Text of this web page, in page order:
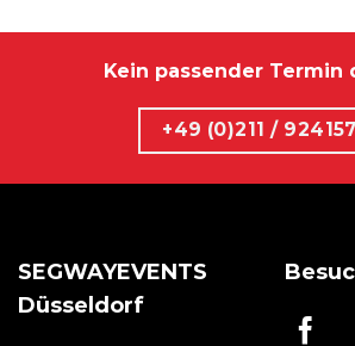
Kein passender Termin
+49 (0)211 /
SEGWAYEVENTS
Düsseldorf